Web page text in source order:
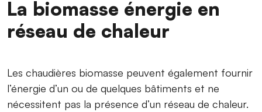
La biomasse énergie en
réseau de chaleur
Les chaudières biomasse peuvent également fournir
l’énergie d’un ou de quelques bâtiments et ne
nécessitent pas la présence d’un réseau de chaleur.